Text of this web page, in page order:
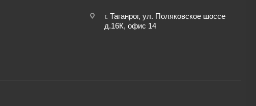
г. Таганрог, ул. Поляковское шоссе
д.16К, офис 14